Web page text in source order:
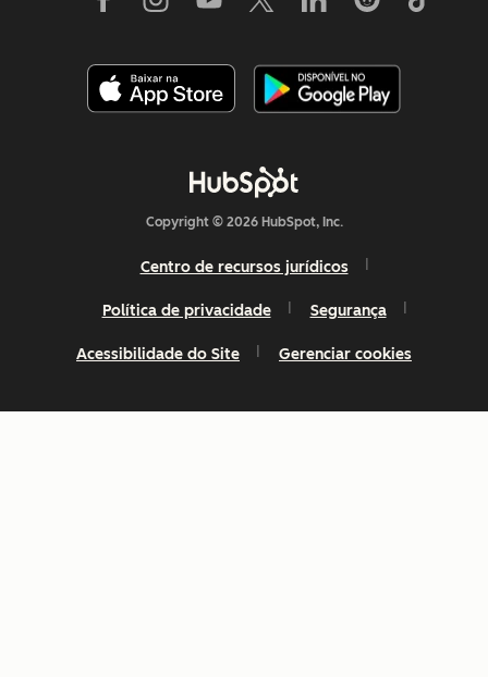
Copyright © 2026 HubSpot, Inc.
Centro de recursos jurídicos
Política de privacidade Segurança
Acessibilidade do Site Gerenciar cookies